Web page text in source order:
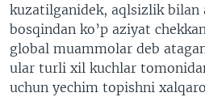
kuzatilganidek, aqlsizlik bilan
bosqindan ko’p aziyat
global muammolar deb
ular turli xil kuchlar
uchun yechim topishni